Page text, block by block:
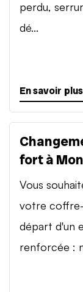
perdu,
dé...
En savoir
fort à
Vous
votre
départ d'un
renforcée :